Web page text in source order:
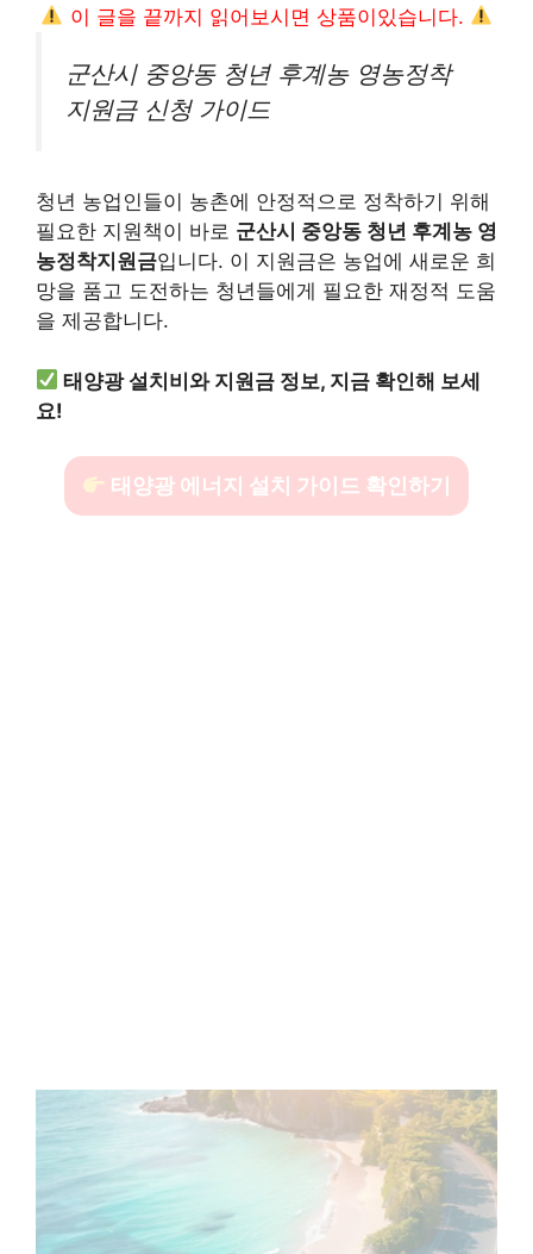
이 글을 끝까지 읽어보시면 상품이있습니다.
군산시 중앙동 청년 후계농 영농정착
지원금 신청 가이드
청년 농업인들이 농촌에 안정적으로 정착하기 위해
필요한 지원책이 바로 군산시 중앙동 청년 후계농 영
농정착지원금입니다. 이 지원금은 농업에 새로운 희
망을 품고 도전하는 청년들에게 필요한 재정적 도움
을 제공합니다.
태양광 설치비와 지원금 정보, 지금 확인해 보세
요!
태양광 에너지 설치 가이드 확인하기